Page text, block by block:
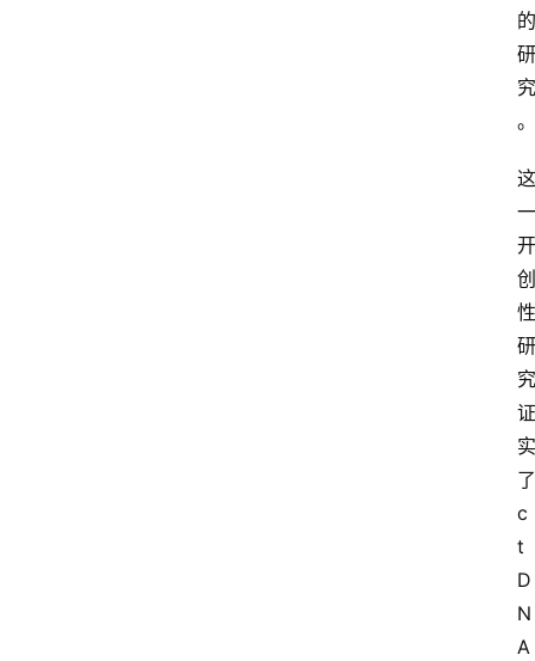
的
研
究
。
这
一
开
创
性
研
究
证
实
了
c
t
D
N
A